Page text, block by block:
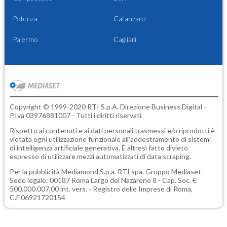
Potenza Catanzaro
Palermo Cagliari
Copyright © 1999-2020 RTI S.p.A. Direzione Business Digital -
P.Iva 03976881007 - Tutti i diritti riservati.
Rispetto ai contenuti e ai dati personali trasmessi e/o riprodotti è
vietata ogni utilizzazione funzionale all'addestramento di sistemi
di intelligenza artificiale generativa. È altresì fatto divieto
espresso di utilizzare mezzi automatizzati di data scraping.
Per la pubblicità Mediamond S.p.a. RTI spa, Gruppo Mediaset -
Sede legale: 00187 Roma Largo del Nazareno 8 - Cap. Soc. €
500.000.007,00 int. vers. - Registro delle Imprese di Roma,
C.F.06921720154